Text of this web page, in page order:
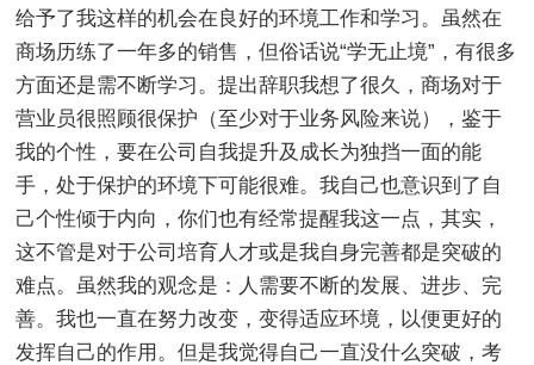
给予了我这样的机会在良好的环境工作和学习。虽然在
商场历练了一年多的销售，但俗话说“学无止境”，有很多
方面还是需不断学习。提出辞职我想了很久，商场对于
营业员很照顾很保护（至少对于业务风险来说），鉴于
我的个性，要在公司自我提升及成长为独挡一面的能
手，处于保护的环境下可能很难。我自己也意识到了自
己个性倾于内向，你们也有经常提醒我这一点，其实，
这不管是对于公司培育人才或是我自身完善都是突破的
难点。虽然我的观念是：人需要不断的发展、进步、完
善。我也一直在努力改变，变得适应环境，以便更好的
发挥自己的作用。但是我觉得自己一直没什么突破，考